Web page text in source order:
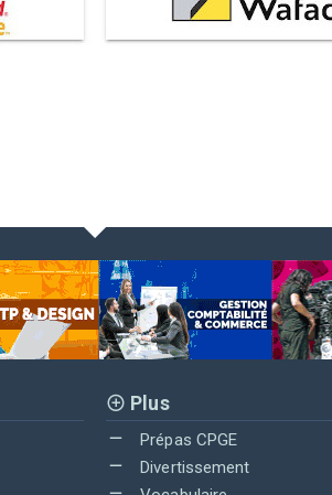
Plus
Prépas CPGE
Divertissement